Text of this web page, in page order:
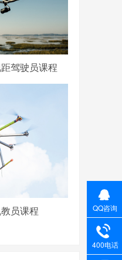
驾驶员课程
员课程 QQ咨询
400电话